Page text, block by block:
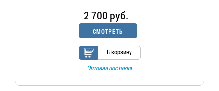
2 700 руб.
СМОТРЕТЬ
В корзину
Оптовая поставка